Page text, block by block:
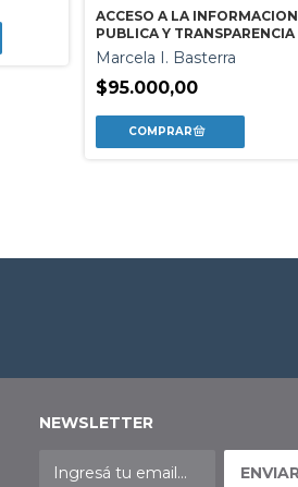
ACCESO A LA INFORMACION
PUBLICA Y TRANSPARENCIA
Marcela I. Basterra
$95.000,00
NEWSLETTER